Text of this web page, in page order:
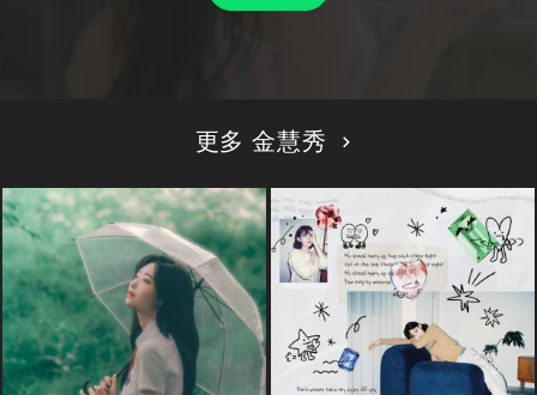
更多 金慧秀